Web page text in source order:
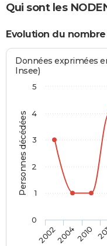
Qui sont les
Evolution du
Personnes décédées
Données exprimées
Insee)
200220042010
0
1
2
3
4
5